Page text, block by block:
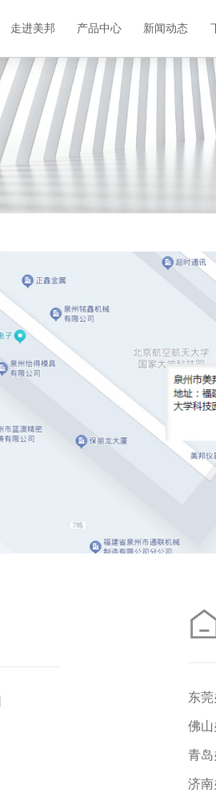
走进美邦 产品中心 新闻动态
东莞
佛山
青岛
济南